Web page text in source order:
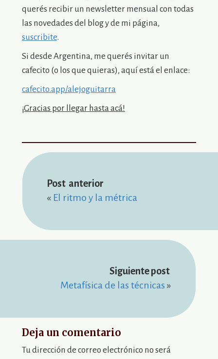
querés recibir un newsletter mensual con todas
las novedades del blog y de mi página,
suscribite.
Si desde Argentina, me querés invitar un
cafecito (o los que quieras), aquí está el enlace:
cafecito.app/alejoguitarra
¡Gracias por llegar hasta acá!
« El ritmo y la métrica
Metafísica de las técnicas »
Deja un comentario
Tu dirección de correo electrónico no será